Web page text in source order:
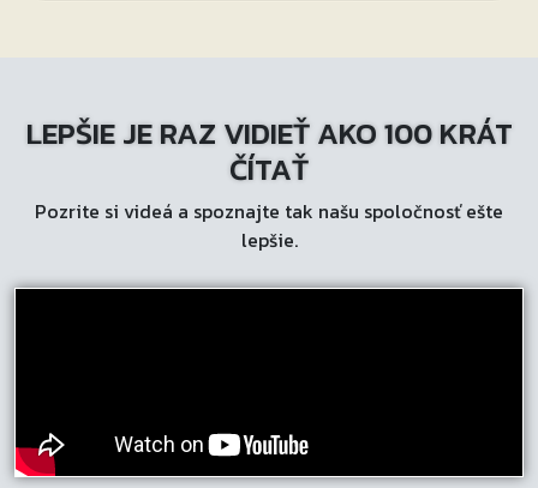
LEPŠIE JE RAZ VIDIEŤ AKO 100 KRÁT
ČÍTAŤ
Pozrite si videá a spoznajte tak našu spoločnosť ešte
lepšie.